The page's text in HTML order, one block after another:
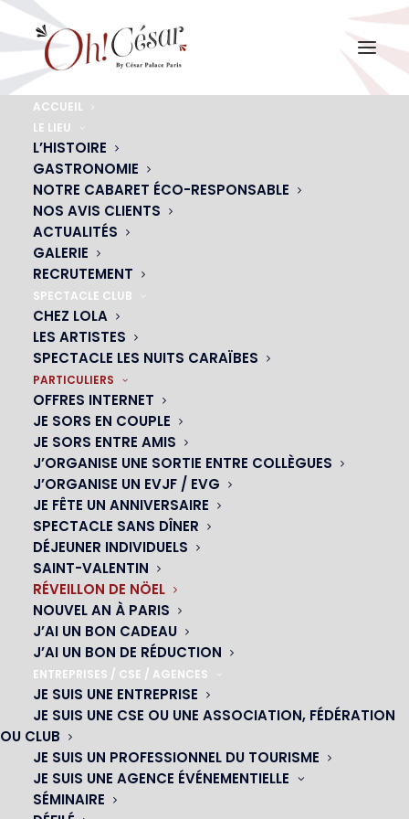
ACCUEIL
LE LIEU
L’HISTOIRE
GASTRONOMIE
NOTRE CABARET ÉCO-RESPONSABLE
NOS AVIS CLIENTS
ACTUALITÉS
GALERIE
RECRUTEMENT
SPECTACLE CLUB
CHEZ LOLA
LES ARTISTES
SPECTACLE LES NUITS CARAÏBES
PARTICULIERS
OFFRES INTERNET
JE SORS EN COUPLE
JE SORS ENTRE AMIS
J’ORGANISE UNE SORTIE ENTRE COLLÈGUES
J’ORGANISE UN EVJF / EVG
JE FÊTE UN ANNIVERSAIRE
SPECTACLE SANS DÎNER
DÉJEUNER INDIVIDUELS
SAINT-VALENTIN
RÉVEILLON DE NÖEL
NOUVEL AN À PARIS
J’AI UN BON CADEAU
J’AI UN BON DE RÉDUCTION
ENTREPRISES / CSE / AGENCES
JE SUIS UNE ENTREPRISE
JE SUIS UNE CSE OU UNE ASSOCIATION, FÉDÉRATION
OU CLUB
JE SUIS UN PROFESSIONNEL DU TOURISME
JE SUIS UNE AGENCE ÉVÉNEMENTIELLE
SÉMINAIRE
SOIRÉE DE NOËL
Venez fêter le réveillon de Noël au Oh !
Menu Réveillon de Noël
LES FÊTES AVEC OH! CÉSAR